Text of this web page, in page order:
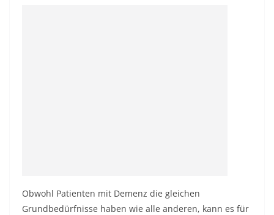
Obwohl Patienten mit Demenz die gleichen
Grundbedürfnisse haben wie alle anderen, kann es für